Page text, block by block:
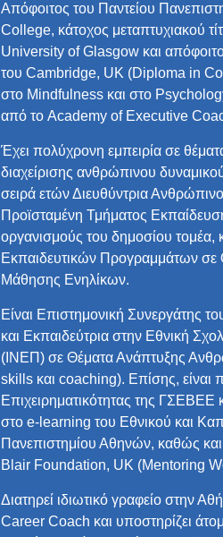
Απόφοιτος του Παντείου
College, κάτοχος μεταπτυχιακού
University of Glasgow και
του Cambridge, UK (Diploma in
στο Mindfulness και στο
από το Academy of Executive
Έχει πολύχρονη εμπειρία σε
διαχείρισης ανθρώπινου
σειρά ετών Διευθύντρια
Προϊσταμένη Τμήματος
οργανισμούς του δημοσίου τομέα,
Εκπαιδευτικών Προγραμμάτων σε
Μάθησης Ενηλίκων.
Είναι Επιστημονική Συνεργάτης
και Εκπαιδεύτρια στην Εθνική
(INEΠ) σε Θέματα Ανάπτυξης
skills και coaching). Επίσης, είναι
Επιχειρηματικότητας της
στο e-learning του Εθνικού και
Πανεπιστημίου Αθηνών, καθώς
Blair Foundation, UK (Μentoring
Διατηρεί ιδιωτικό γραφείο στην
Career Coach και υποστηρίζει